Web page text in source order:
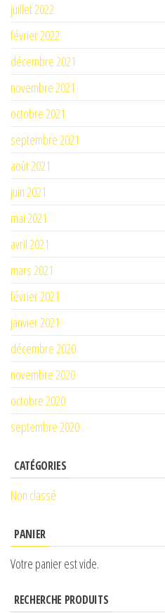
juillet 2022
février 2022
décembre 2021
novembre 2021
octobre 2021
septembre 2021
août 2021
juin 2021
mai 2021
avril 2021
mars 2021
février 2021
janvier 2021
décembre 2020
novembre 2020
octobre 2020
septembre 2020
CATÉGORIES
Non classé
PANIER
Votre panier est vide.
RECHERCHE PRODUITS